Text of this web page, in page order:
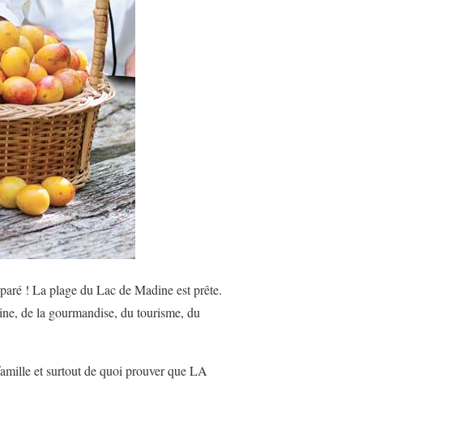
! La plage du Lac de Madine est prête.
de la gourmandise, du tourisme, du
et surtout de quoi prouver que LA